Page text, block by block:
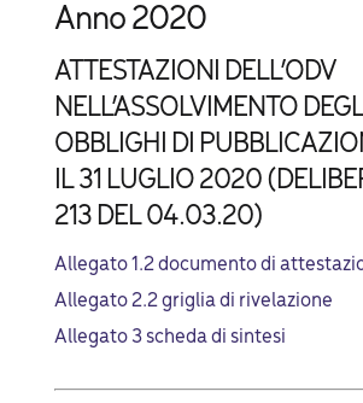
Anno 2020
ATTESTAZIONI DELL’ODV
NELL’ASSOLVIMENTO
OBBLIGHI DI
IL 31 LUGLIO 2020
213 DEL 04.03.20)
Allegato 1.2 documento di
Allegato 2.2 griglia di rivelazione
Allegato 3 scheda di sintesi